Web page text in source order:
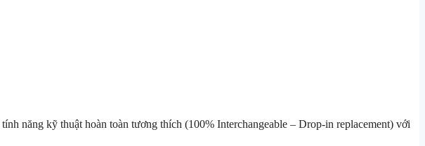
năng kỹ thuật hoàn toàn tương thích (100% Interchangeable – Drop-in replacement) với